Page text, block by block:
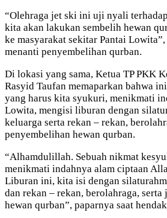
“Olehraga jet ski ini uji nyali
kita akan lakukan sembelih hewan
ke masyarakat sekitar Pantai
menanti penyembelihan qurban.
Di lokasi yang sama, Ketua TP PKK
Rasyid Taufan memaparkan bahwa
yang harus kita syukuri, menikmati
Lowita, mengisi liburan dengan
keluarga serta rekan – rekan,
penyembelihan hewan qurban.
“Alhamdulillah. Sebuah nikmat
menikmati indahnya alam ciptaan
Liburan ini, kita isi dengan
dan rekan – rekan, berolahraga,
hewan qurban”, paparnya saat